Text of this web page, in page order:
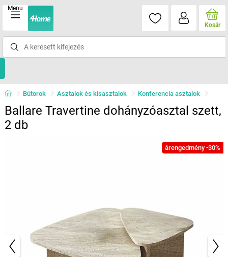
Menu
Kosár
Bútorok Asztalok és kisasztalok Konferencia asztalok
Ballare Travertine dohányzóasztal szett,
2 db
árengedmény -30%